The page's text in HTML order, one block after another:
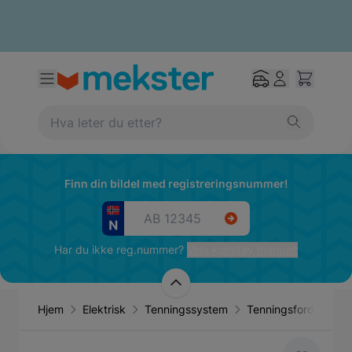
Finn din bildel med registreringsnummer!
Har du ikke reg.nummer?
Hjem Elektrisk Tenningssystem Tenningsfordeler